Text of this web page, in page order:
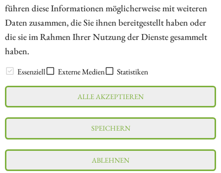
führen diese Informationen möglicherweise mit weiteren
Daten zusammen, die Sie ihnen bereitgestellt haben oder
die sie im Rahmen Ihrer Nutzung der Dienste gesammelt
haben.
Essenziell Externe Medien Statistiken
ALLE AKZEPTIEREN
SPEICHERN
ABLEHNEN
// kapitalerhoehungen.de - © 2026 - Die Informationsplattform für
Investoren und Unternehmen rund um Kapitalerhöhung, Kapitalmarkt
und Unternehmensfinanzierung
LEXIKON
Impressum
Datenschutz
Interessenskonflikt & Risikohinweis
Nutzungsbedingungen